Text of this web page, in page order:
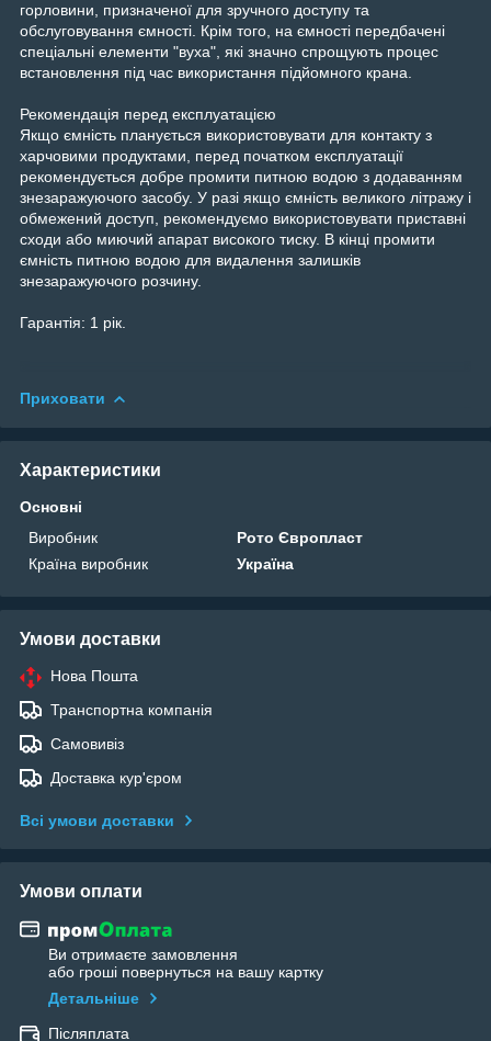
горловини, призначеної для зручного доступу та
обслуговування ємності. Крім того, на ємності передбачені
спеціальні елементи "вуха", які значно спрощують процес
встановлення під час використання підйомного крана.
Рекомендація перед експлуатацією
Якщо ємність планується використовувати для контакту з
харчовими продуктами, перед початком експлуатації
рекомендується добре промити питною водою з додаванням
знезаражуючого засобу. У разі якщо ємність великого літражу і
обмежений доступ, рекомендуємо використовувати приставні
сходи або миючий апарат високого тиску. В кінці промити
ємність питною водою для видалення залишків
знезаражуючого розчину.
Гарантія: 1 рік.
Приховати
Характеристики
Основні
Виробник
Рото Європласт
Країна виробник
Україна
Умови доставки
Нова Пошта
Транспортна компанія
Самовивіз
Доставка кур'єром
Всі умови доставки
Умови оплати
Ви отримаєте замовлення
або гроші повернуться на вашу картку
Детальніше
Післяплата